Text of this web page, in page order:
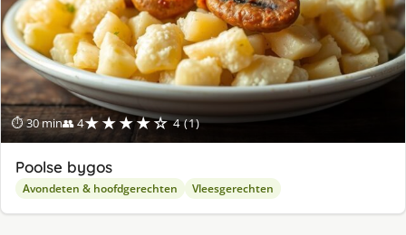
⏱ 30 min👥 4★★★★☆ 4 (1)
Poolse bygos
Avondeten & hoofdgerechten Vleesgerechten